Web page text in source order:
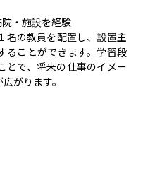
・施設を経験
名の教員を配置し、設置主
ることができます。学習段
とで、将来の仕事のイメー
がります。